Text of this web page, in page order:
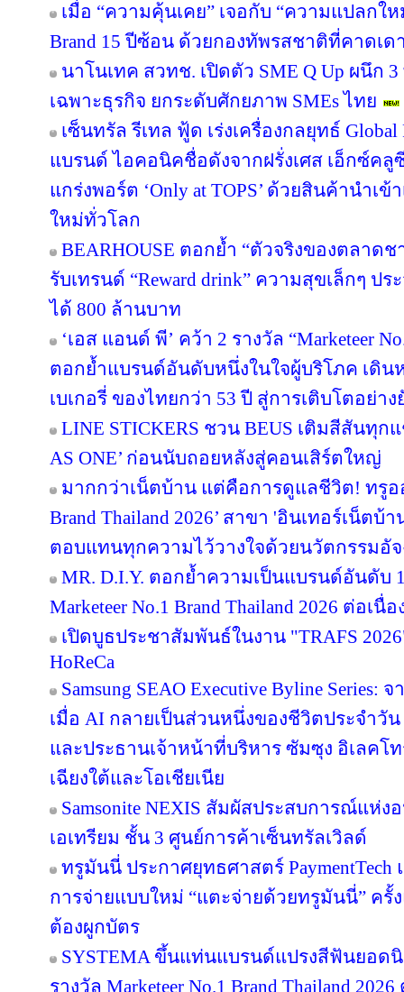
เมื่อ “ความคุ้นเคย” เจอกับ “ความแปลกใ
Brand 15 ปีซ้อน ด้วยกองทัพรสชาติที่คาดเด
นาโนเทค สวทช. เปิดตัว SME Q Up ผนึก
เฉพาะธุรกิจ ยกระดับศักยภาพ SMEs ไทย
เซ็นทรัล รีเทล ฟู้ด เร่งเครื่องกลยุทธ์ Global
แบรนด์ ไอคอนิคชื่อดังจากฝรั่งเศส เอ็กซ์ค
แกร่งพอร์ต ‘Only at TOPS’ ด้วยสินค้านำ
ใหม่ทั่วโลก
BEARHOUSE ตอกย้ำ “ตัวจริงของตลาด
รับเทรนด์ “Reward drink” ความสุขเล็กๆ ป
ได้ 800 ล้านบาท
‘เอส แอนด์ พี’ คว้า 2 รางวัล “Marketeer
ตอกย้ำแบรนด์อันดับหนึ่งในใจผู้บริโภค เดิ
เบเกอรี่ ของไทยกว่า 53 ปี สู่การเติบโตอย่าง
LINE STICKERS ชวน BEUS เติมสีสันทุก
AS ONE’ ก่อนนับถอยหลังสู่คอนเสิร์ตใหญ่
มากกว่าเน็ตบ้าน แต่คือการดูแลชีวิต! ทรูอ
Brand Thailand 2026’ สาขา 'อินเทอร์เน็ตบ้
ตอบแทนทุกความไว้วางใจด้วยนวัตกรรมอั
MR. D.I.Y. ตอกย้ำความเป็นแบรนด์อันดับ
Marketeer No.1 Brand Thailand 2026 ต่อเนื่
เปิดบูธประชาสัมพันธ์ในงาน "TRAFS
HoReCa
Samsung SEAO Executive Byline
เมื่อ AI กลายเป็นส่วนหนึ่งของชีวิตประจำวั
และประธานเจ้าหน้าที่บริหาร ซัมซุง อิเลค
เฉียงใต้และโอเชียเนีย
Samsonite NEXIS สัมผัสประสบการณ์แห่
เอเทรียม ชั้น 3 ศูนย์การค้าเซ็นทรัลเวิลด์
ทรูมันนี่ ประกาศยุทธศาสตร์
การจ่ายแบบใหม่ “แตะจ่ายด้วยทรูมันนี่” ครั้
ต้องผูกบัตร
SYSTEMA ขึ้นแท่นแบรนด์แปรงสีฟันยอด
รางวัล Marketeer No.1 Brand Thailand